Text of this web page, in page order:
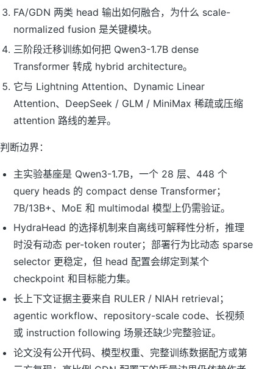
FA/GDN 两类 head 输出如何融合，为什么 scale-
normalized fusion 是关键模块。
三阶段迁移训练如何把 Qwen3-1.7B dense
Transformer 转成 hybrid architecture。
它与 Lightning Attention、Dynamic Linear
Attention、DeepSeek / GLM / MiniMax 稀疏或压缩
attention 路线的差异。
判断边界：
主实验基座是 Qwen3-1.7B，一个 28 层、448 个
query heads 的 compact dense Transformer；
7B/13B+、MoE 和 multimodal 模型上仍需验证。
HydraHead 的选择机制来自离线可解释性分析，推理
时没有动态 per-token router；部署行为比动态 sparse
selector 更稳定，但 head 配置会绑定到某个
checkpoint 和目标能力集。
长上下文证据主要来自 RULER / NIAH retrieval；
agentic workflow、repository-scale code、长视频
或 instruction following 场景还缺少完整验证。
论文没有公开代码、模型权重、完整训练数据配方或第